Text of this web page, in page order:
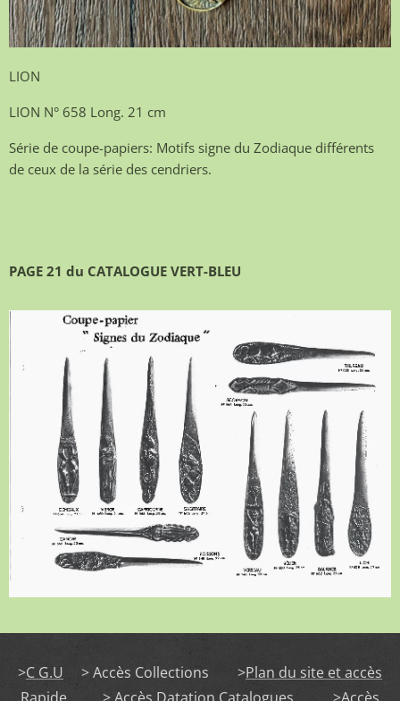
LION
LION N° 658 Long. 21 cm
Série de coupe-papiers: Motifs signe du Zodiaque différents
de ceux de la série des cendriers.
PAGE 21 du CATALOGUE VERT-BLEU
>C G.U > Accès Collections >Plan du site et accès